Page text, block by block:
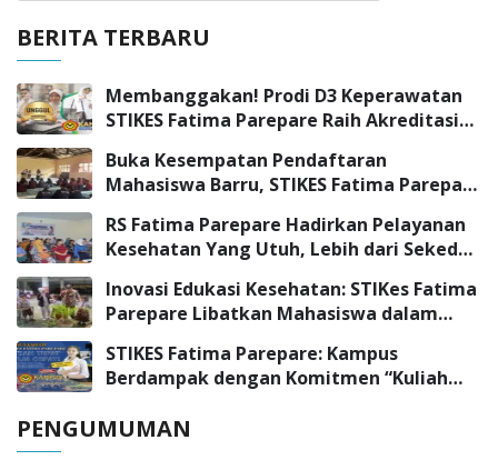
BERITA TERBARU
Membanggakan! Prodi D3 Keperawatan
STIKES Fatima Parepare Raih Akreditasi
Buka Kesempatan Pendaftaran
Mahasiswa Barru, STIKES Fatima Parepare
RS Fatima Parepare Hadirkan Pelayanan
Kesehatan Yang Utuh, Lebih dari Sekedar
Inovasi Edukasi Kesehatan: STIKes Fatima
Parepare Libatkan Mahasiswa dalam
STIKES Fatima Parepare: Kampus
Berdampak dengan Komitmen “Kuliah
PENGUMUMAN